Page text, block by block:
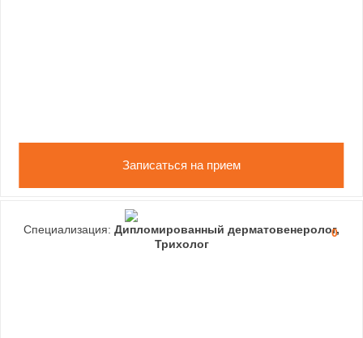
Записаться на прием
0
Специализация: Дипломированный дерматовенеролог,
Трихолог